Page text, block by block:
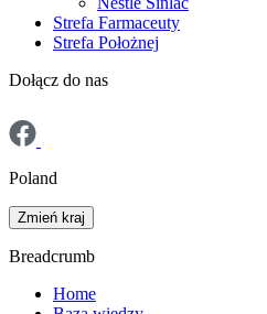
Strefa Farmaceuty
Strefa Położnej
Dołącz do nas
Poland
Zmień kraj
Breadcrumb
Home